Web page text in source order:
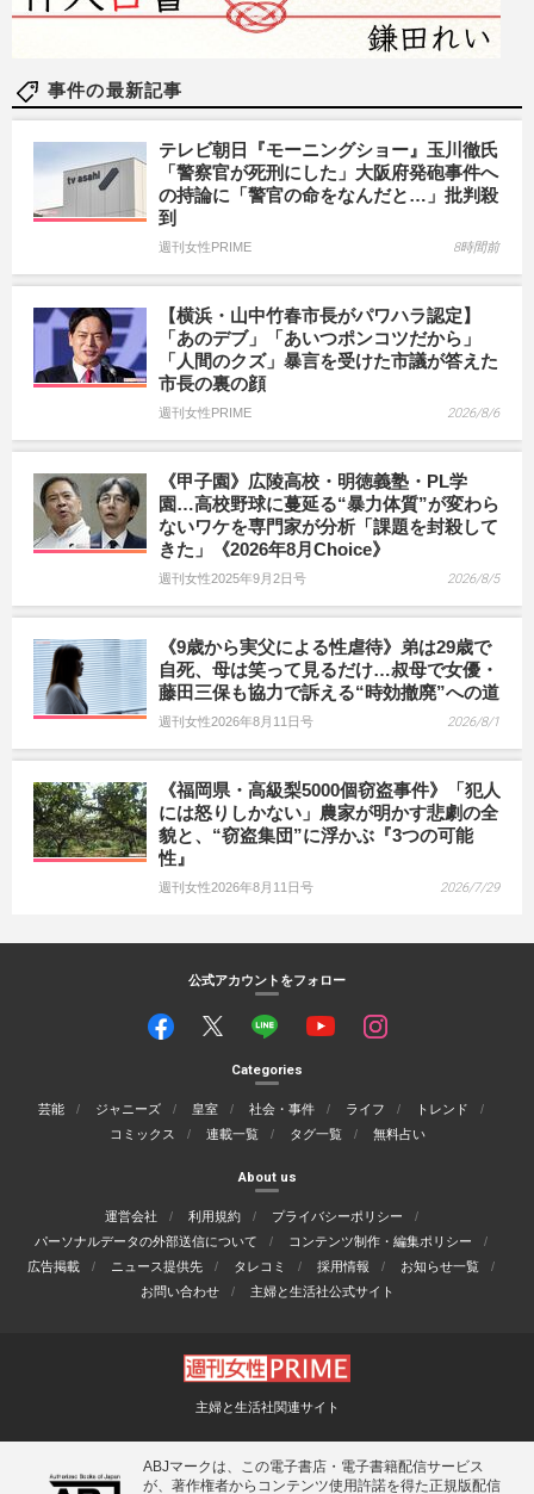
事件の最新記事
テレビ朝日『モーニングショー』玉川徹氏
「警察官が死刑にした」大阪府発砲事件へ
の持論に「警官の命をなんだと…」批判殺
到
週刊女性PRIME 8時間前
【横浜・山中竹春市長がパワハラ認定】
「あのデブ」「あいつポンコツだから」
「人間のクズ」暴言を受けた市議が答えた
市長の裏の顔
週刊女性PRIME 2026/8/6
《甲子園》広陵高校・明徳義塾・PL学
園…高校野球に蔓延る“暴力体質”が変わら
ないワケを専門家が分析「課題を封殺して
きた」《2026年8月Choice》
週刊女性2025年9月2日号 2026/8/5
《9歳から実父による性虐待》弟は29歳で
自死、母は笑って見るだけ…叔母で女優・
藤田三保も協力で訴える“時効撤廃”への道
週刊女性2026年8月11日号 2026/8/1
《福岡県・高級梨5000個窃盗事件》「犯人
には怒りしかない」農家が明かす悲劇の全
貌と、“窃盗集団”に浮かぶ『3つの可能
性』
週刊女性2026年8月11日号 2026/7/29
公式アカウントをフォロー
Categories
芸能 ジャニーズ 皇室 社会・事件 ライフ
トレンド
コミックス
連載一覧 タグ一覧 無料占い
About us
運営会社 利用規約
プライバシーポリシー
パーソナルデータの外部送信について
コンテンツ制作・編集ポリシー
広告掲載
ニュース提供先 タレコミ 採用情報
お知らせ一覧
お問い合わせ
主婦と生活社公式サイト
主婦と生活社関連サイト
ABJマークは、この電子書店・電子書籍配信サービス
が、著作権者からコンテンツ使用許諾を得た正規版配信